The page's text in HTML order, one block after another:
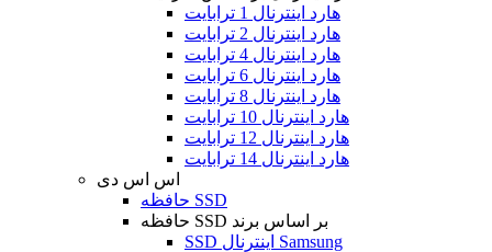
هارد اینترنال 1 ترابایت
هارد اینترنال 2 ترابایت
هارد اینترنال 4 ترابایت
هارد اینترنال 6 ترابایت
هارد اینترنال 8 ترابایت
هارد اینترنال 10 ترابایت
هارد اینترنال 12 ترابایت
هارد اینترنال 14 ترابایت
اس اس دی
حافظه SSD
حافظه SSD بر اساس برند
SSD اینترنال Samsung